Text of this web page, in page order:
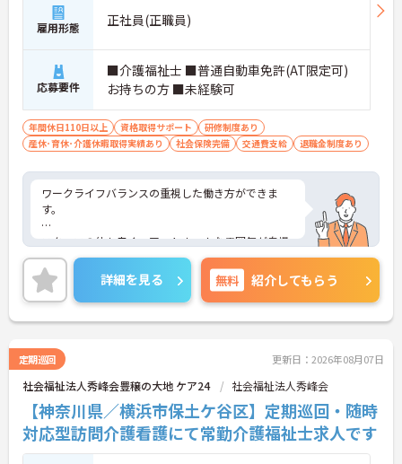
雇用形態 正社員(正職員)
応募要件
■介護福祉士 ■普通自動車免許(AT限定可)
お持ちの方 ■未経験可
年間休日110日以上 資格取得サポート
研修制度あり
産休･育休･介護休暇取得実績あり
社会保険完備 交通費支給 退職金制度あり
ワークライフバランスの重視した働き方ができま
す。
スタッフの仲も良く、アットホームな雰囲気が自慢
です。
ご興味ある方には、面接対策ポイントなど、詳細を
お話しいたしますのでお気軽にご相談ください
詳細を見る 無料 紹介してもらう
定期巡回 更新日：2026年08月07日
社会福祉法人秀峰会豊穣の大地 ケア24 社会福祉法人秀峰会
【神奈川県／横浜市保土ケ谷区】定期巡回・随時
対応型訪問介護看護にて常勤介護福祉士求人です